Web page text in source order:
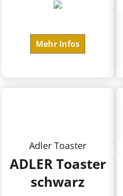
Mehr Infos
Adler Toaster
ADLER Toaster
schwarz